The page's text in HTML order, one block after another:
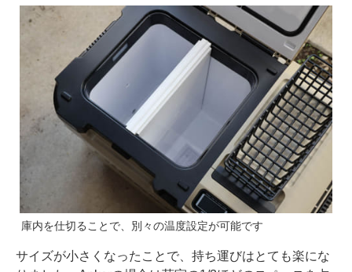
庫内を仕切ることで、別々の温度設定が可能です
サイズが小さくなったことで、持ち運びはとても楽にな